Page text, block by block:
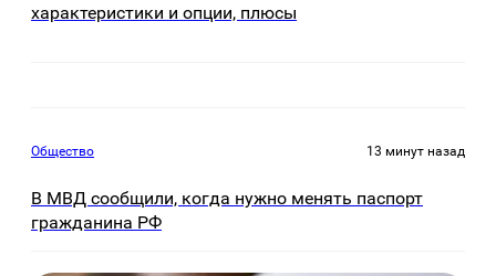
характеристики и опции, плюсы
Общество 13 минут назад
В МВД сообщили, когда нужно менять паспорт
гражданина РФ